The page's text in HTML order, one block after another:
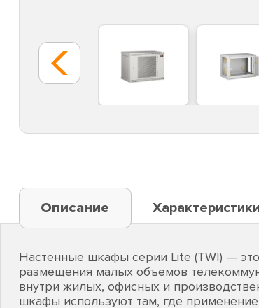
Описание Характеристики
Настенные шкафы серии Lite (TWI) —
размещения малых объемов
внутри жилых, офисных и
шкафы используют там, где